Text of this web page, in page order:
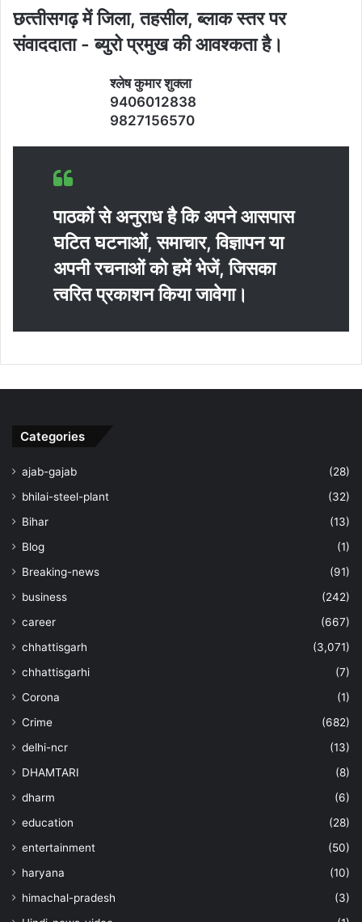
छत्‍तीसगढ़ में जिला, तहसील, ब्‍लाक स्‍तर पर
संवाददाता - ब्‍युरो प्रमुख की आवश्‍कता है।
श्‍लेष कुमार शुक्‍ला
9406012838
9827156570
पाठकों से अनुराध है कि अपने आसपास
घटित घटनाओं, समाचार, विज्ञापन या
अपनी रचनाओं को हमें भेजें, जिसका
त्‍वरित प्रकाशन किया जावेगा।
Categories
ajab-gajab
(28)
bhilai-steel-plant
(32)
Bihar
(13)
Blog
(1)
Breaking-news
(91)
business
(242)
career
(667)
chhattisgarh
(3,071)
chhattisgarhi
(7)
Corona
(1)
Crime
(682)
delhi-ncr
(13)
DHAMTARI
(8)
dharm
(6)
education
(28)
entertainment
(50)
haryana
(10)
himachal-pradesh
(3)